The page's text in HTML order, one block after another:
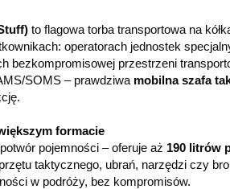
to flagowa torba transportowa na
operatorach jednostek
bezkompromisowej przestrzeni
SOMS – prawdziwa mobilna szafa
.
formacie
pojemności – oferuje aż 190 litrów
taktycznego, ubrań, narzędzi czy
w podróży, bez kompromisów.